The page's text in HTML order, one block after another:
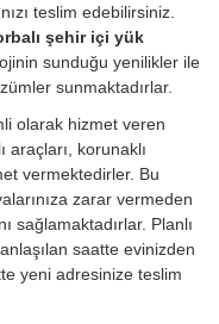
teslim edebilirsiniz.
şehir içi yük
sunduğu yenilikler ile
sunmaktadırlar.
olarak hizmet veren
araçları, korunaklı
vermektedirler. Bu
zarar vermeden
sağlamaktadırlar. Planlı
saatte evinizden
yeni adresinize teslim